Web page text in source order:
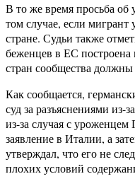
В то же время просьба
том случае, если мигрант
стране. Судьи также
беженцев в ЕС
стран сообщества должны
Как сообщается,
суд за разъяснениями из-
из-за случая с
заявление в Италии, а
утверждал, что его не
плохих условий